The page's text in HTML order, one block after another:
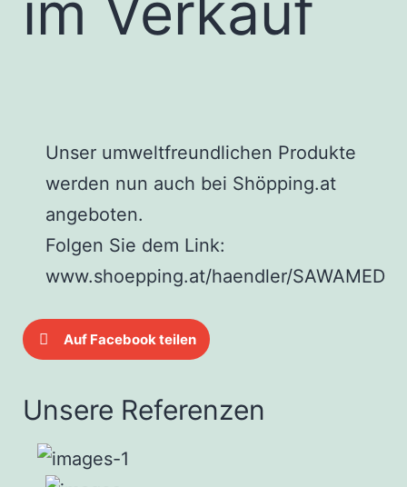
Unser umweltfreundlichen Produkte
werden nun auch bei Shöpping.at
angeboten.
Folgen Sie dem Link:
www.shoepping.at/haendler/SAWAMED
Auf Facebook teilen
Unsere Referenzen